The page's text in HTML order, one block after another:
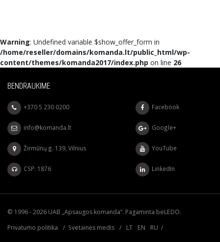
Warning: Undefined variable $show_offer_form in
/home/reseller/domains/komanda.lt/public_html/wp-
content/themes/komanda2017/index.php on line 26
BENDRAUKIME
+370 5 230 0200
info@komanda.lt
Žirmūnų g. 139, Vilnius
CSP: 1876
Facebook
Google+
YouTube
LinkedIn
© 1996 - 2026 UAB „Apsaugos komanda“. Pagaminta beLEDO.
Privatumo politika
/ Svetainės medis / LT EN RU /